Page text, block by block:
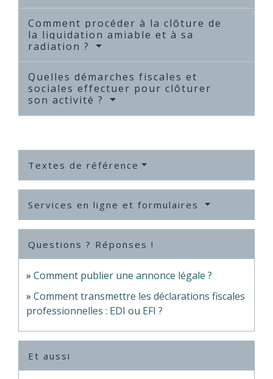
Comment procéder à la clôture de
la liquidation amiable et à sa
radiation ?
Quelles démarches fiscales et
sociales effectuer pour clôturer
son activité ?
Textes de référence
Services en ligne et formulaires
Questions ? Réponses !
Comment publier une annonce légale ?
Comment transmettre les déclarations fiscales
professionnelles : EDI ou EFI ?
Et aussi